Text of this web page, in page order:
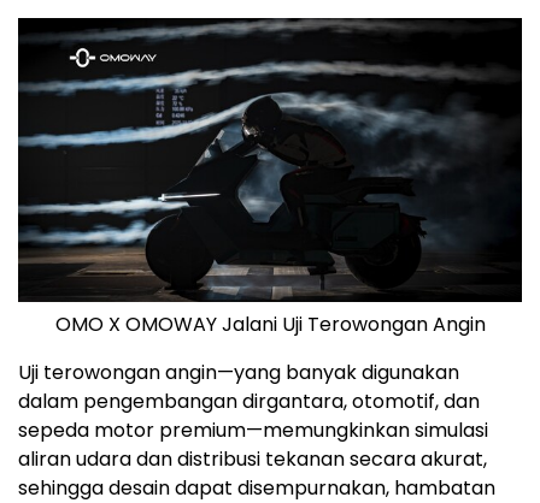
OMO X OMOWAY Jalani Uji Terowongan Angin
Uji terowongan angin—yang banyak digunakan
dalam pengembangan dirgantara, otomotif, dan
sepeda motor premium—memungkinkan simulasi
aliran udara dan distribusi tekanan secara akurat,
sehingga desain dapat disempurnakan, hambatan